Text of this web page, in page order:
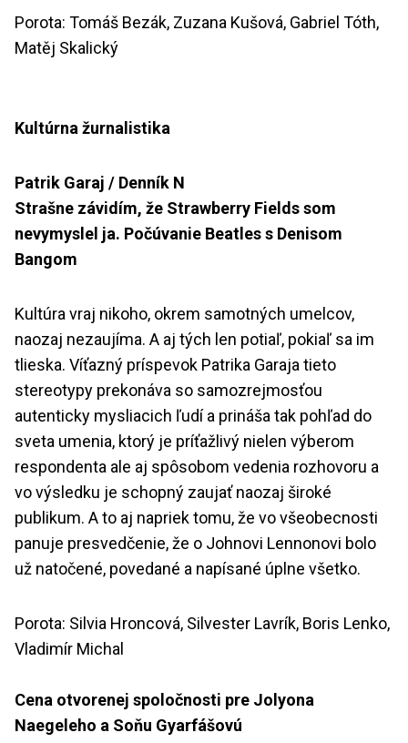
Porota: Tomáš Bezák, Zuzana Kušová, Gabriel Tóth,
Matěj Skalický
Kultúrna žurnalistika
Patrik Garaj / Denník N
Strašne závidím, že Strawberry Fields som
nevymyslel ja. Počúvanie Beatles s Denisom
Bangom
Kultúra vraj nikoho, okrem samotných umelcov,
naozaj nezaujíma. A aj tých len potiaľ, pokiaľ sa im
tlieska. Víťazný príspevok Patrika Garaja tieto
stereotypy prekonáva so samozrejmosťou
autenticky mysliacich ľudí a prináša tak pohľad do
sveta umenia, ktorý je príťažlivý nielen výberom
respondenta ale aj spôsobom vedenia rozhovoru a
vo výsledku je schopný zaujať naozaj široké
publikum. A to aj napriek tomu, že vo všeobecnosti
panuje presvedčenie, že o Johnovi Lennonovi bolo
už natočené, povedané a napísané úplne všetko.
Porota: Silvia Hroncová, Silvester Lavrík, Boris Lenko,
Vladimír Michal
Cena otvorenej spoločnosti pre Jolyona
Naegeleho a Soňu Gyarfášovú